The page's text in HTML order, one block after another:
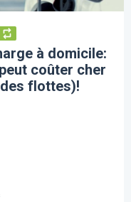
à domicile:
coûter cher
flottes)!